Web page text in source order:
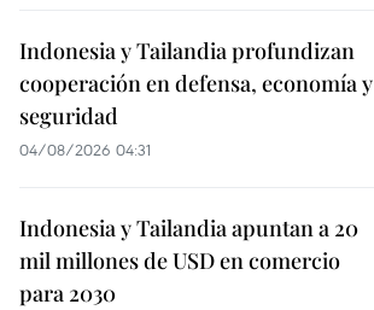
Indonesia y Tailandia profundizan
cooperación en defensa, economía y
seguridad
04/08/2026 04:31
Indonesia y Tailandia apuntan a 20
mil millones de USD en comercio
para 2030